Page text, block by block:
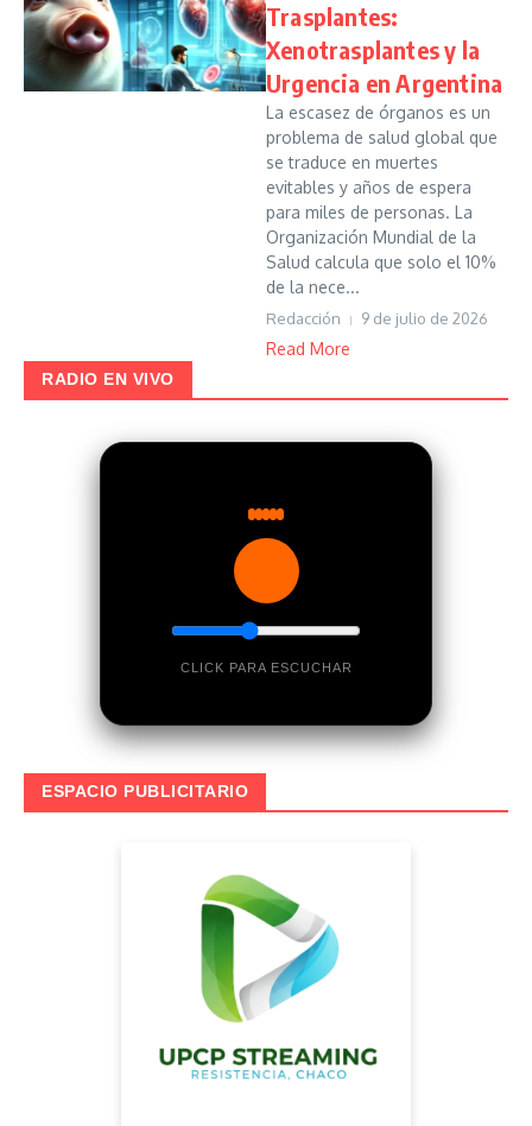
Trasplantes:
Xenotrasplantes y la
Urgencia en Argentina
La escasez de órganos es un
problema de salud global que
se traduce en muertes
evitables y años de espera
para miles de personas. La
Organización Mundial de la
Salud calcula que solo el 10%
de la nece...
Redacción 9 de julio de 2026
Read More
RADIO EN VIVO
CLICK PARA ESCUCHAR
ESPACIO PUBLICITARIO